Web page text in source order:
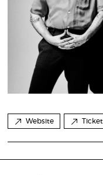
Website Ticket